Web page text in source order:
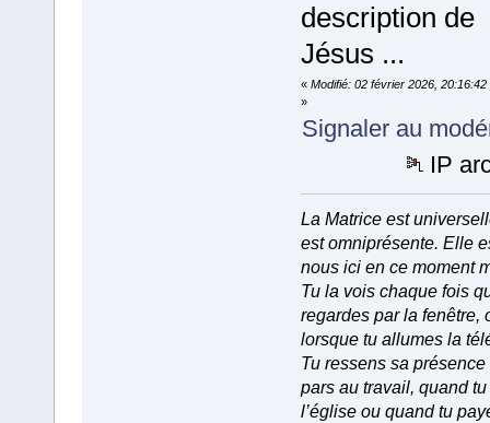
description de
Jésus ...
« Modifié: 02 février 2026,
»
Signaler au
IP
La Matrice est
est omniprésente. Elle
nous ici en ce moment
Tu la vois chaque fois
regardes par la fenêtre,
lorsque tu allumes la
Tu ressens sa
pars au travail, quand
l’église ou quand tu